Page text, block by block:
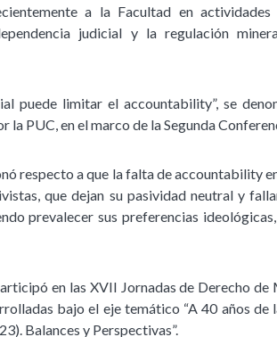
a la Facultad en
judicial y la regulación
puede limitar el accountability”, se
PUC, en el marco de la Segunda
respecto a que la falta de accountability
que dejan su pasividad neutral y
prevalecer sus preferencias
en las XVII Jornadas de Derecho
bajo el eje temático “A 40 años de
Balances y Perspectivas”.